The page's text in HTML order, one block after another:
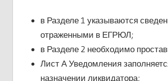
в Разделе 1 указываются
отраженными в ЕГРЮЛ;
в Разделе 2 необходимо
Лист А Уведомления
назначении ликвидатора;